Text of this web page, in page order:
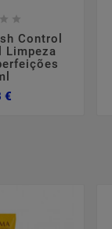
 
Control
Limpeza
€